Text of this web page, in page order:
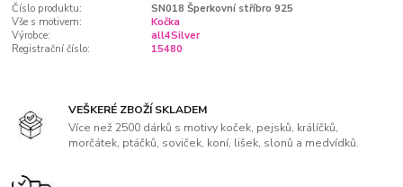
Číslo produktu:
SN018 Šperkovní stříbro 925
Vše s motivem:
Kočka
Výrobce:
all4Silver
Registrační číslo:
15480
VEŠKERÉ ZBOŽÍ SKLADEM
Více než 2500 dárků s motivy koček, pejsků, králíčků,
morčátek, ptáčků, soviček, koní, lišek, slonů a medvídků.